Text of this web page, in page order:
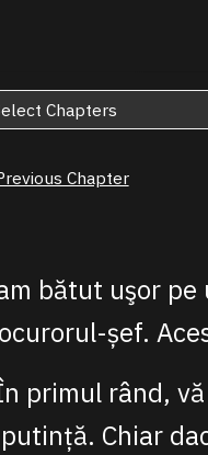
Chapter
bătut uşor
șef.
primul rând,
Chiar